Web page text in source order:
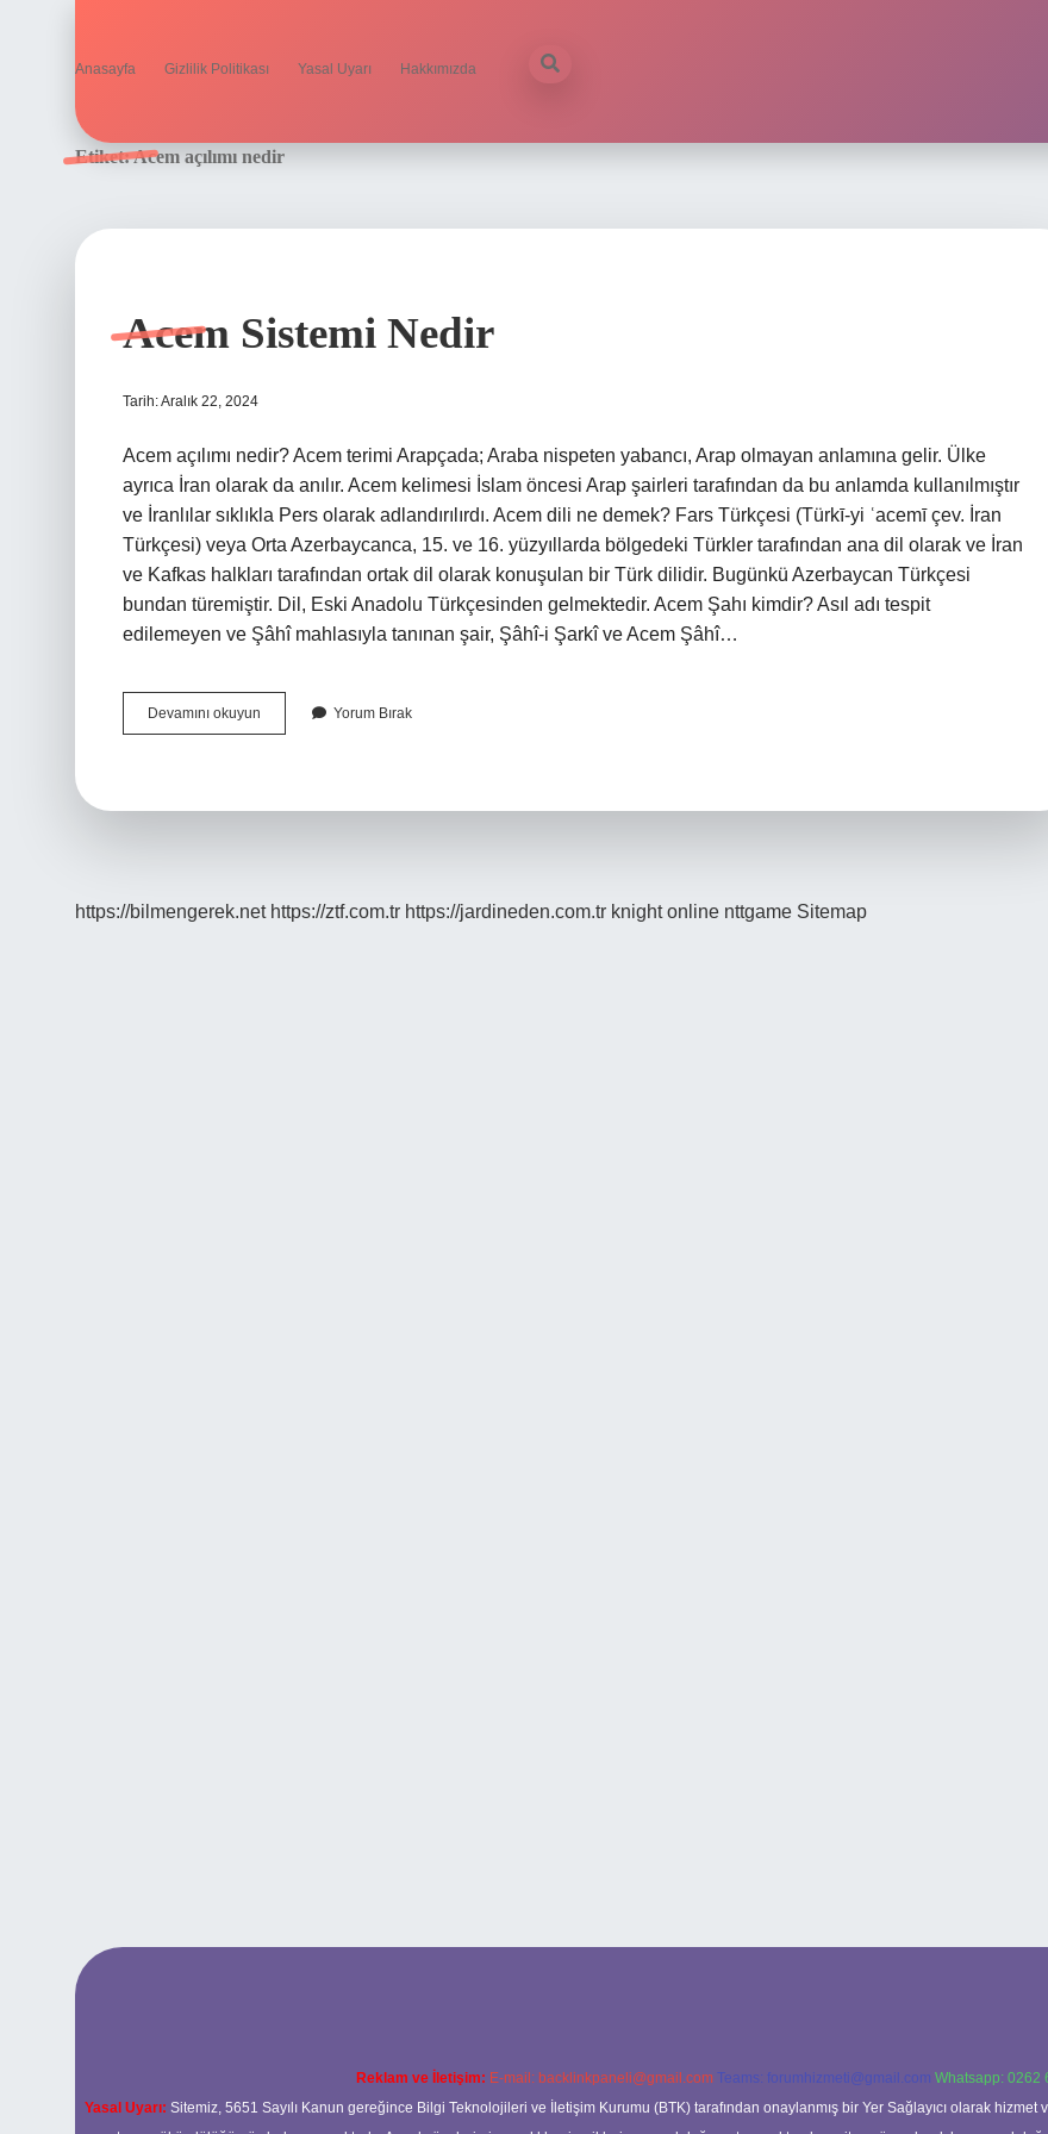
Anasayfa Gizlilik Politikası Yasal Uyarı Hakkımızda
Etiket:Acem açılımı nedir
Acem Sistemi Nedir
Tarih: Aralık 22, 2024
Acem açılımı nedir? Acem terimi Arapçada; Araba nispeten yabancı, Arap olmayan anlamına gelir. Ülke
ayrıca İran olarak da anılır. Acem kelimesi İslam öncesi Arap şairleri tarafından da bu anlamda kullanılmıştır
ve İranlılar sıklıkla Pers olarak adlandırılırdı. Acem dili ne demek? Fars Türkçesi (Türkī-yi ʿacemī çev. İran
Türkçesi) veya Orta Azerbaycanca, 15. ve 16. yüzyıllarda bölgedeki Türkler tarafından ana dil olarak ve İran
ve Kafkas halkları tarafından ortak dil olarak konuşulan bir Türk dilidir. Bugünkü Azerbaycan Türkçesi
bundan türemiştir. Dil, Eski Anadolu Türkçesinden gelmektedir. Acem Şahı kimdir? Asıl adı tespit
edilemeyen ve Şâhî mahlasıyla tanınan şair, Şâhî-i Şarkî ve Acem Şâhî…
Devamını okuyun
Sistemi
Yorum Bırak
https://bilmengerek.net https://ztf.com.tr https://jardineden.com.tr knight online nttgame Sitemap
Reklam ve İletişim: E-mail: backlinkpaneli@gmail.com Teams: forumhizmeti@gmail.com Whatsapp: 0262
Yasal Uyarı: Sitemiz, 5651 Sayılı Kanun gereğince Bilgi Teknolojileri ve İletişim Kurumu (BTK) tarafından onaylanmış bir Yer Sağlayıcı olarak